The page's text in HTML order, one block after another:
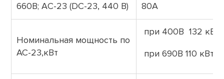
660В; AС-23 (DC-23, 440 B) 80А
Номинальная мощность по
AC-23,кВт
при 400В 132 кВт
при 690В 110 кВт